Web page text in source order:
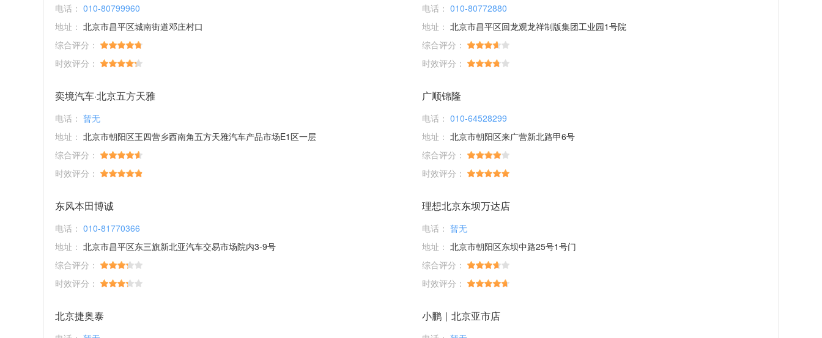
电话： 010-80799960
地址： 北京市昌平区城南街道邓庄村口
综合评分：
时效评分：
电话： 010-80772880
地址： 北京市昌平区回龙观龙祥制版集团工业园1号院
综合评分：
时效评分：
奕境汽车·北京五方天雅
电话： 暂无
地址： 北京市朝阳区王四营乡西南角五方天雅汽车产品市场E1区一层
综合评分：
时效评分：
广顺锦隆
电话： 010-64528299
地址： 北京市朝阳区来广营新北路甲6号
综合评分：
时效评分：
东风本田博诚
电话： 010-81770366
地址： 北京市昌平区东三旗新北亚汽车交易市场院内3-9号
综合评分：
时效评分：
理想北京东坝万达店
电话： 暂无
地址： 北京市朝阳区东坝中路25号1号门
综合评分：
时效评分：
北京捷奥泰 小鹏｜北京亚市店